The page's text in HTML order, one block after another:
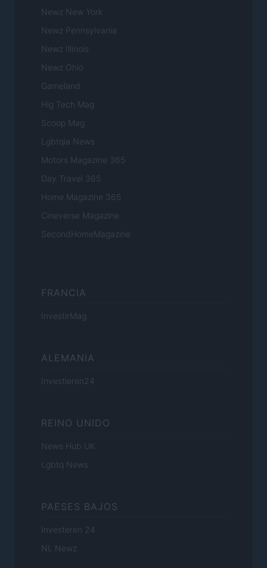
Newz New York
Newz Pennsylvania
Newz Illinois
Newz Ohio
Gameland
Hig Tech Mag
Scoop Mag
Lgbtqia News
Motors Magazine 365
Day Travel 365
Home Magazine 365
Cineverse Magazine
SecondHomeMagazine
FRANCIA
InvestirMag
ALEMANIA
Investieren24
REINO UNIDO
News Hub UK
Lgbtq News
PAESES BAJOS
Investeren 24
NL Newz